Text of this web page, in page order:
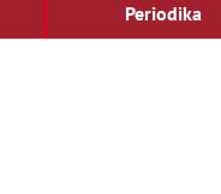
Periodika